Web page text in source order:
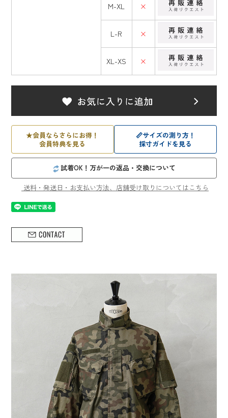
M-XL ×
L-R ×
XL-XS ×
★会員ならさらにお得！
会員特典を見る
📏サイズの測り方！
採寸ガイドを見る
試着OK！万が一の返品・交換について
送料・発送日・お支払い方法、店舗受け取りについてはこちら